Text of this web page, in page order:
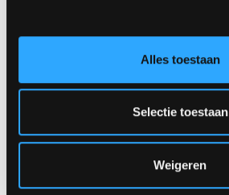
Alles toestaan
Selectie toestaan
Weigeren